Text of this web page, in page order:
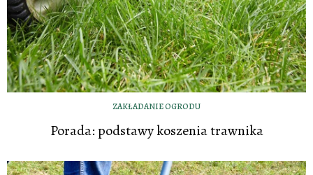
ZAKŁADANIE OGRODU
Porada: podstawy koszenia trawnika